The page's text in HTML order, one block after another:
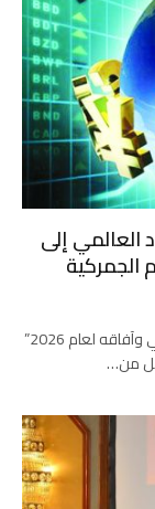
العالمي إلى
توقع تقرير الأمم المتحدة “الوضع الاقتصادي العالمي وآفاقه لعام 2026”